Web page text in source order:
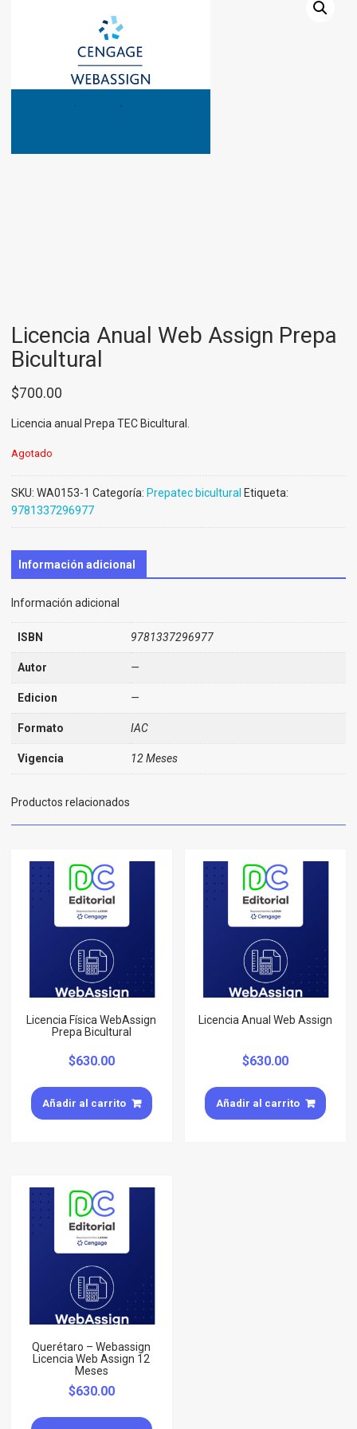
Licencia Anual Web Assign Prepa
Bicultural
$700.00
Licencia anual Prepa TEC Bicultural.
Agotado
SKU: WA0153-1 Categoría: Prepatec bicultural Etiqueta:
9781337296977
Información adicional
Información adicional
ISBN 9781337296977
Autor —
Edicion —
Formato IAC
Vigencia 12 Meses
Productos relacionados
Licencia Física WebAssign
Prepa Bicultural
$630.00
Añadir al carrito
Licencia Anual Web Assign
$630.00
Añadir al carrito
Querétaro – Webassign
Licencia Web Assign 12
Meses
$630.00